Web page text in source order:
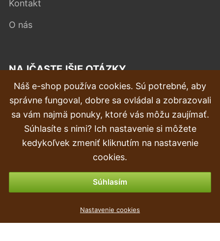
Kontakt
O nás
NAJČASTEJŠIE OTÁZKY
Reklamácia
Doprava a doručenie
Objednávka
Vrátenie tovaru & vrátenie peňazí
Náš e-shop používa cookies. Sú potrebné, aby
správne fungoval, dobre sa ovládal a zobrazovali
sa vám najmä ponuky, ktoré vás môžu zaujímať.
Súhlasíte s nimi? Ich nastavenie si môžete
kedykoľvek zmeniť kliknutím na nastavenie
cookies.
Súhlasím
Nastavenie cookies